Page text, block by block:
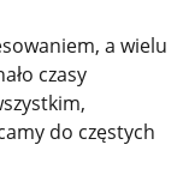
a wielu
czasy
do częstych